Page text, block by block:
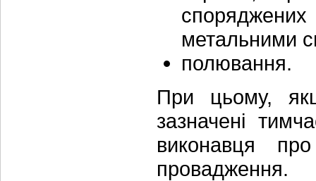
метальними
полювання.
При цьому,
зазначені
виконавця
провадження.